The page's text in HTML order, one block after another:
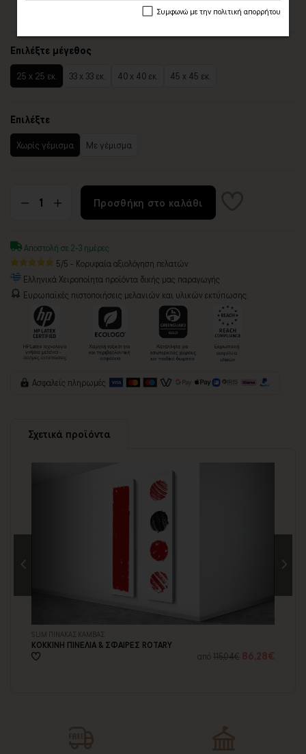
Επιλέξτε μέγεθος
25 x 25 εκ. 33 x 33 εκ. 40 x 40 εκ. 45 x 45 εκ.
Επιλέξτε
Χωρίς γέμισμα Με γέμισμα
Προσθήκη στο καλάθι
Αποστολή σε 2-3 ημέρες
5/5 - Κορυφαία αξιολόγηση πελατών
Ελληνικά Χειροποίητα προϊόντα δικής μας παραγωγής
Ευρωπαϊκές πιστοποιήσεις μελανιών και υλικών εκτύπωσης:
Ασφαλείς πληρωμές
Σχετικά προϊόντα
SLIM ΠΙΝΑΚΑΣ ΚΑΜΒΑΣ
ΚΟΚΚΙΝΗ ΠΙΝΕΛΙΑ & ΣΦΑΙΡΕΣ ROTARY
από115,04€ 86,28€
Συμφωνώ με την πολιτική απορρήτου